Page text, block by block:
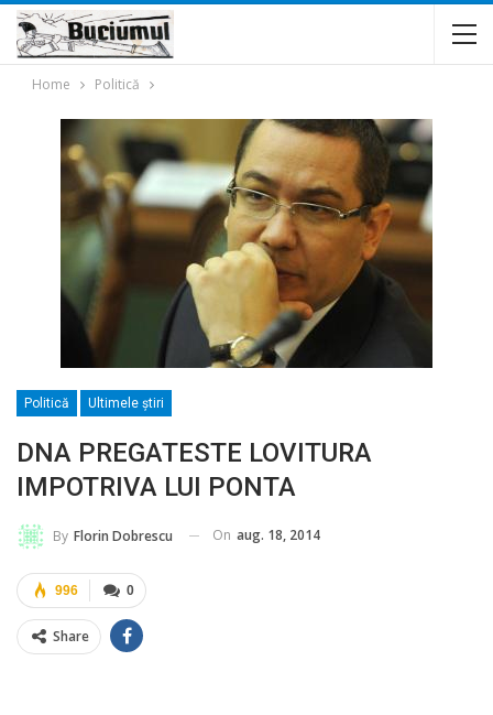
Home Politică
Politică Ultimele ştiri
DNA PREGATESTE LOVITURA
IMPOTRIVA LUI PONTA
By Florin Dobrescu On aug. 18, 2014
0
996
Share